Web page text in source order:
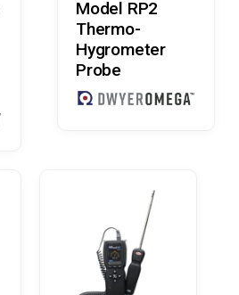
Model RP2
Thermo-
Hygrometer
Probe